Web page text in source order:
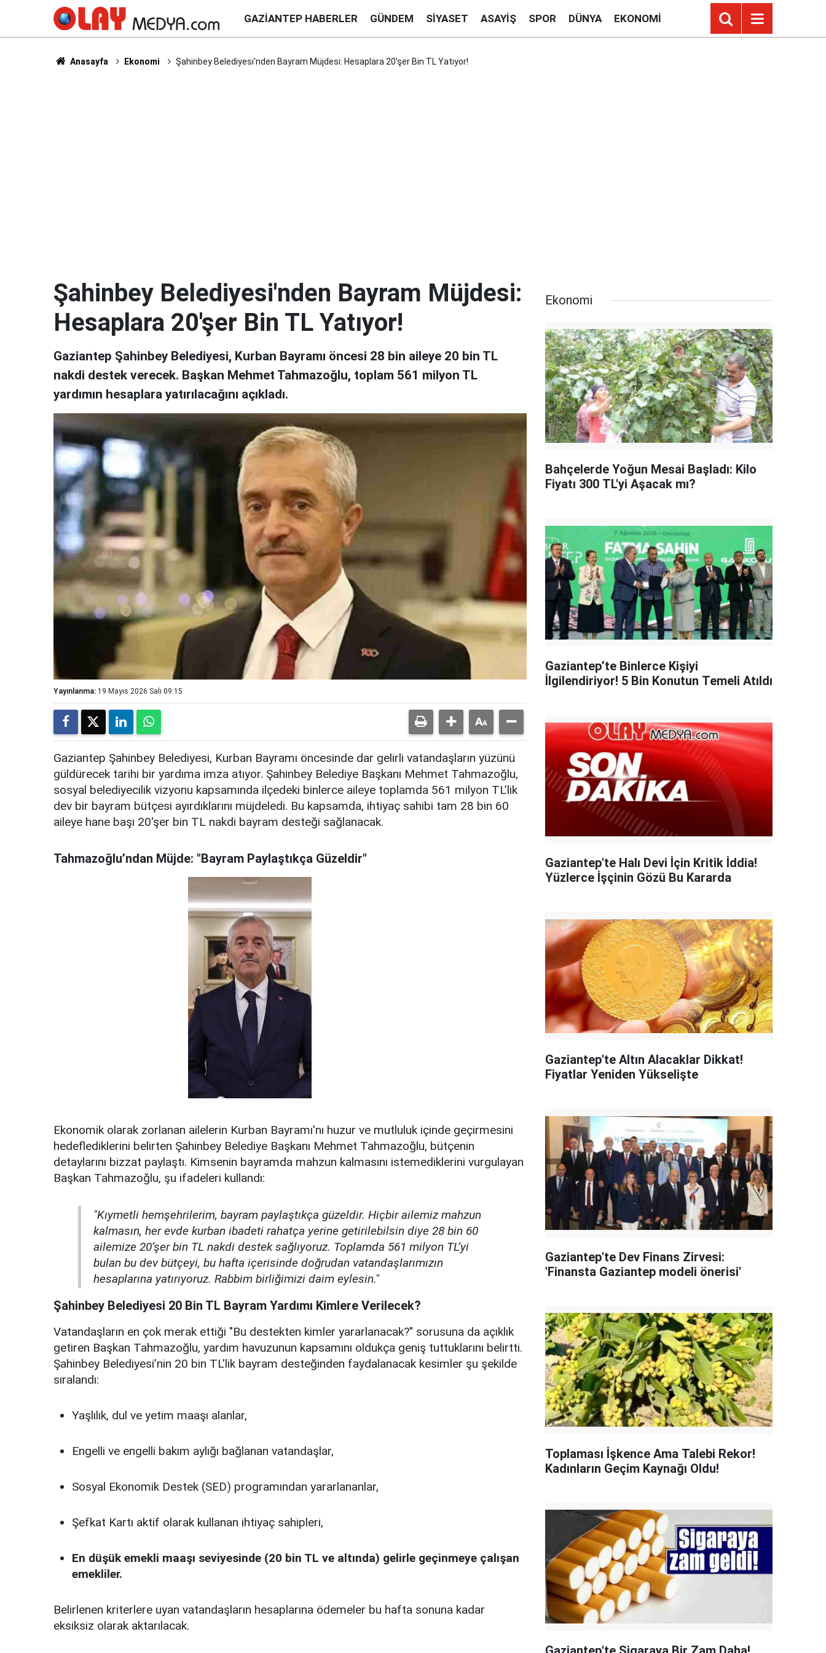
GAZIANTEP HABERLER GÜNDEM SIYASET ASAYIŞ SPOR DÜNYA EKONOMI
Anasayfa Ekonomi Şahinbey Belediyesi'nden Bayram Müjdesi: Hesaplara 20'şer Bin TL Yatıyor!
Şahinbey Belediyesi'nden Bayram Müjdesi:
Hesaplara 20'şer Bin TL Yatıyor!
Gaziantep Şahinbey Belediyesi, Kurban Bayramı öncesi 28 bin aileye 20 bin TL
nakdi destek verecek. Başkan Mehmet Tahmazoğlu, toplam 561 milyon TL
yardımın hesaplara yatırılacağını açıkladı.
Yayınlanma: 19 Mayıs 2026 Salı 09:15
Gaziantep Şahinbey Belediyesi, Kurban Bayramı öncesinde dar gelirli vatandaşların yüzünü
güldürecek tarihi bir yardıma imza atıyor. Şahinbey Belediye Başkanı Mehmet Tahmazoğlu,
sosyal belediyecilik vizyonu kapsamında ilçedeki binlerce aileye toplamda 561 milyon TL’lik
dev bir bayram bütçesi ayırdıklarını müjdeledi. Bu kapsamda, ihtiyaç sahibi tam 28 bin 60
aileye hane başı 20'şer bin TL nakdi bayram desteği sağlanacak.
Tahmazoğlu’ndan Müjde: "Bayram Paylaştıkça Güzeldir"
Ekonomik olarak zorlanan ailelerin Kurban Bayramı'nı huzur ve mutluluk içinde geçirmesini
hedeflediklerini belirten Şahinbey Belediye Başkanı Mehmet Tahmazoğlu, bütçenin
detaylarını bizzat paylaştı. Kimsenin bayramda mahzun kalmasını istemediklerini vurgulayan
Başkan Tahmazoğlu, şu ifadeleri kullandı:
"Kıymetli hemşehrilerim, bayram paylaştıkça güzeldir. Hiçbir ailemiz mahzun
kalmasın, her evde kurban ibadeti rahatça yerine getirilebilsin diye 28 bin 60
ailemize 20’şer bin TL nakdi destek sağlıyoruz. Toplamda 561 milyon TL’yi
bulan bu dev bütçeyi, bu hafta içerisinde doğrudan vatandaşlarımızın
hesaplarına yatırıyoruz. Rabbim birliğimizi daim eylesin."
Şahinbey Belediyesi 20 Bin TL Bayram Yardımı Kimlere Verilecek?
Vatandaşların en çok merak ettiği "Bu destekten kimler yararlanacak?" sorusuna da açıklık
getiren Başkan Tahmazoğlu, yardım havuzunun kapsamını oldukça geniş tuttuklarını belirtti.
Şahinbey Belediyesi’nin 20 bin TL'lik bayram desteğinden faydalanacak kesimler şu şekilde
sıralandı:
Yaşlılık, dul ve yetim maaşı alanlar,
Engelli ve engelli bakım aylığı bağlanan vatandaşlar,
Sosyal Ekonomik Destek (SED) programından yararlananlar,
Şefkat Kartı aktif olarak kullanan ihtiyaç sahipleri,
En düşük emekli maaşı seviyesinde (20 bin TL ve altında) gelirle geçinmeye çalışan
emekliler.
Belirlenen kriterlere uyan vatandaşların hesaplarına ödemeler bu hafta sonuna kadar
eksiksiz olarak aktarılacak.
Ekonomi
Bahçelerde Yoğun Mesai Başladı: Kilo
Fiyatı 300 TL'yi Aşacak mı?
Gaziantep’te Binlerce Kişiyi
İlgilendiriyor! 5 Bin Konutun Temeli Atıldı
Gaziantep'te Halı Devi İçin Kritik İddia!
Yüzlerce İşçinin Gözü Bu Kararda
Gaziantep'te Altın Alacaklar Dikkat!
Fiyatlar Yeniden Yükselişte
Gaziantep'te Dev Finans Zirvesi:
'Finansta Gaziantep modeli önerisi'
Toplaması İşkence Ama Talebi Rekor!
Kadınların Geçim Kaynağı Oldu!